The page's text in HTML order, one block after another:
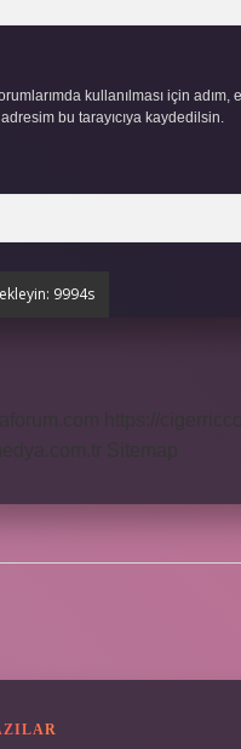
kullanılması için adım,
bu tarayıcıya kaydedilsin.